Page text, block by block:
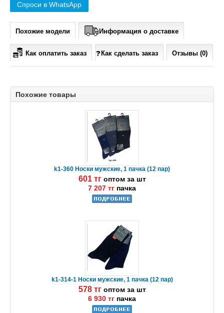
Спроси в WhatsApp
Похожие модели Информация о доставке
Как оплатить заказ Как сделать заказ Отзывы (0)
Похожие товары
k1-360 Носки мужские, 1 пачка (12 пар)
601 тг оптом за шт
7 207 тг пачка
k1-314-1 Носки мужские, 1 пачка (12 пар)
578 тг оптом за шт
6 930 тг пачка